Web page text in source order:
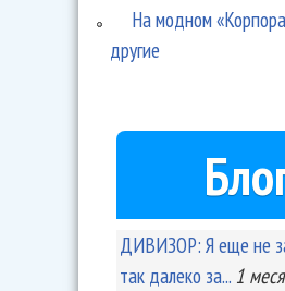
На модном
другие
ДИВИЗОР: Я еще не
так далеко за... 1